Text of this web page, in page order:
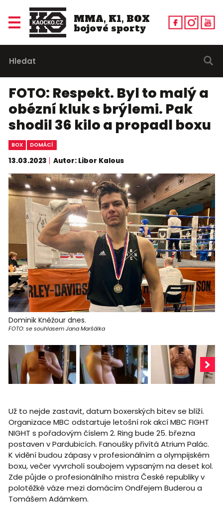
MMA, K1, BOX
bojové sporty
FOTO: Respekt. Byl to malý a
obézní kluk s brýlemi. Pak
shodil 36 kilo a propadl boxu
BOX DOMÁCÍ
13.03.2023 Autor: Libor Kalous
Dominik Kněžour dnes.
FOTO: se souhlasem Jana Maršálka
Už to nejde zastavit, datum boxerských bitev se blíží.
Organizace MBC odstartuje letošní rok akcí MBC FIGHT
NIGHT s pořadovým číslem 2. Ring bude 25. března
postaven v Pardubicích. Fanoušky přivítá Atrium Palác.
K vidění budou zápasy v profesionálním a olympijském
boxu, večer vyvrcholí soubojem vypsaným na deset kol.
Zde půjde o profesionálního mistra České republiky v
polotěžké váze mezi domácím Ondřejem Buderou a
Tomášem Adámkem.